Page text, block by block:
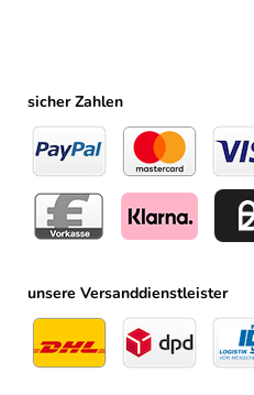
sicher Zahlen
unsere Versanddienstleister